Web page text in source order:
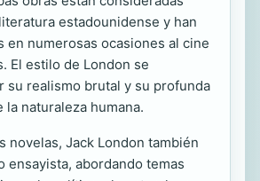
estadounidense y han
en numerosas ocasiones al cine
El estilo de London se
su realismo brutal y su profunda
la naturaleza humana.
novelas, Jack London también
ensayista, abordando temas